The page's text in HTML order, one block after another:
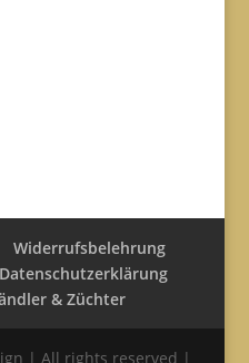
Widerrufsbelehrung
Datenschutzerklärung
& Züchter
| All rights reserved |